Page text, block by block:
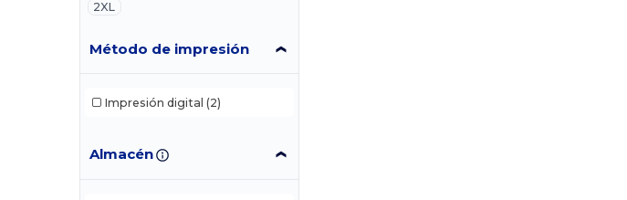
2XL
Método de impresión
Impresión digital (2)
Almacén